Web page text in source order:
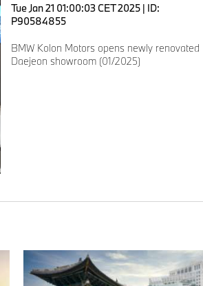
Tue Jan 21 01:00:03 CET 2025 | ID:
P90584855
BMW Kolon Motors opens newly renovated
Daejeon showroom (01/2025)